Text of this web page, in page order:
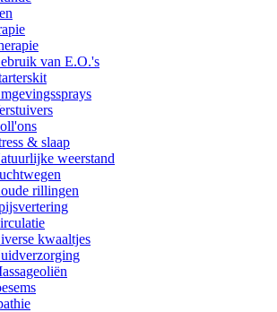
van E.O.'s
& slaap
weerstand
rillingen
kwaaltjes